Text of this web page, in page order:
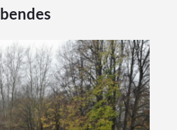
bendes